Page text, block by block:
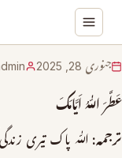
جنوری 28, 2025
عَطَّرَ اللّٰہُ اَیَّامَکَ
ترجمہ: اللّٰہ پاک تیری